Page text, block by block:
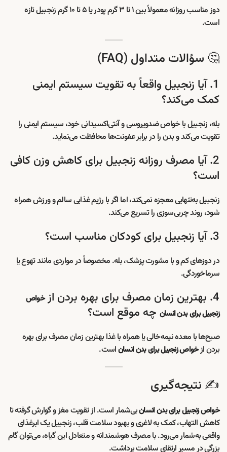
دوز مناسب روزانه معمولاً بین ۱ تا ۳ گرم پودر یا ۵ تا ۱۰ گرم زنجبیل تازه
است.
🤔 سؤالات متداول (FAQ)
1. آیا زنجبیل واقعاً به تقویت سیستم ایمنی
کمک می‌کند؟
بله، زنجبیل با خواص ضدویروسی و آنتی‌اکسیدانی خود، سیستم ایمنی را
تقویت می‌کند و بدن را در برابر عفونت‌ها محافظت می‌نماید.
2. آیا مصرف روزانه زنجبیل برای کاهش وزن کافی
است؟
زنجبیل به‌تنهایی معجزه نمی‌کند، اما اگر با رژیم غذایی سالم و ورزش همراه
شود، روند چربی‌سوزی را تسریع می‌کند.
3. آیا زنجبیل برای کودکان مناسب است؟
در دوزهای کم و با مشورت پزشک، بله. مخصوصاً در مواردی مانند تهوع یا
سرماخوردگی.
4. بهترین زمان مصرف برای بهره بردن از
خواص
زنجبیل برای بدن انسان چه موقع است؟
صبح‌ها با معده نیمه‌خالی یا همراه با غذا بهترین زمان مصرف برای بهره
بردن ازخواص زنجبیل برای بدن انساناست.
✍️ نتیجه‌گیری
خواص زنجبیل برای بدن انسانبی‌شمار است. از تقویت مغز و گوارش گرفته تا
کاهش التهاب، کمک به لاغری و بهبود سلامت قلب، زنجبیل یک ابرغذای
واقعی به‌شمار می‌رود. با مصرف هوشمندانه و متعادل این گیاه، می‌توان گام
بزرگی در مسیر ارتقای سلامت برداشت.